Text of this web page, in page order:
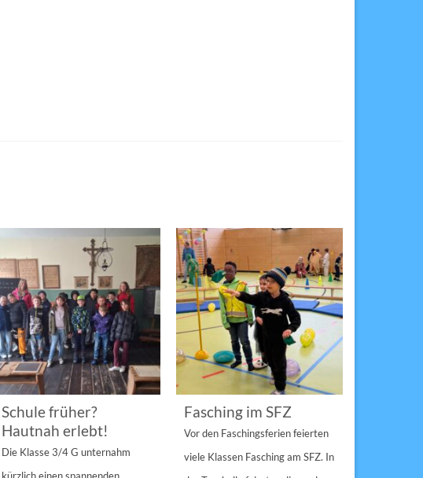
Schule früher?
Hautnah erlebt!
Die Klasse 3/4 G unternahm
Fasching im SFZ
Vor den Faschingsferien feierten
viele Klassen Fasching am SFZ. In